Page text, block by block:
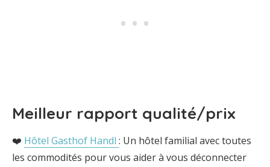
Meilleur rapport qualité/prix
❤️ Hôtel Gasthof Handl : Un hôtel familial avec toutes
les commodités pour vous aider à vous déconnecter